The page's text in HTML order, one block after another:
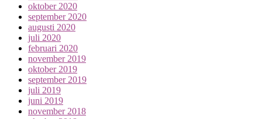
oktober 2020
september 2020
augusti 2020
juli 2020
februari 2020
november 2019
oktober 2019
september 2019
juli 2019
juni 2019
november 2018